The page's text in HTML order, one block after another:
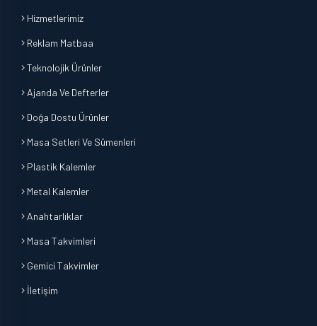
Hizmetlerimiz
Reklam Matbaa
Teknolojik Ürünler
Ajanda Ve Defterler
Doğa Dostu Ürünler
Masa Setleri Ve Sümenleri
Plastik Kalemler
Metal Kalemler
Anahtarlıklar
Masa Takvimleri
Gemici Takvimler
İletişim